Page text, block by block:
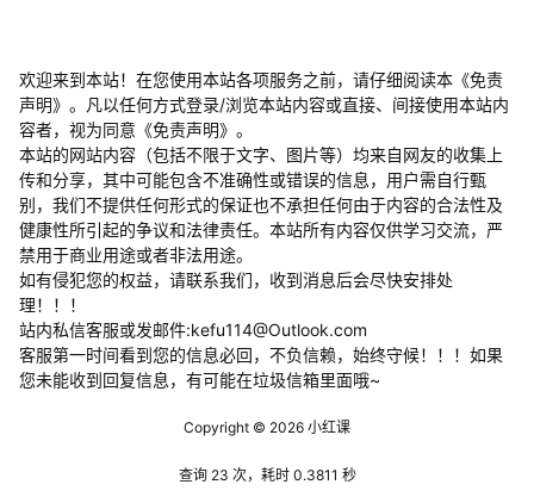
欢迎来到本站！在您使用本站各项服务之前，请仔细阅读本《免责
声明》。凡以任何方式登录/浏览本站内容或直接、间接使用本站内
容者，视为同意《免责声明》。
本站的网站内容（包括不限于文字、图片等）均来自网友的收集上
传和分享，其中可能包含不准确性或错误的信息，用户需自行甄
别，我们不提供任何形式的保证也不承担任何由于内容的合法性及
健康性所引起的争议和法律责任。本站所有内容仅供学习交流，严
禁用于商业用途或者非法用途。
​如有侵犯您的权益，请联系我们，收到消息后会尽快安排处
理！！！
站内私信客服或发邮件:kefu114@Outlook.com
客服第一时间看到您的信息必回，不负信赖，始终守候！！！如果
您未能收到回复信息，有可能在垃圾信箱里面哦~
Copyright © 2026 小红课
查询 23 次，耗时 0.3811 秒